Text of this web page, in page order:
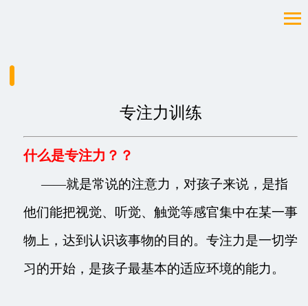
专注力训练
什么是专注力？？
——就是常说的注意力，对孩子来说，是指
他们能把视觉、听觉、触觉等感官集中在某一事
物上，达到认识该事物的目的。专注力是一切学
习的开始，是孩子最基本的适应环境的能力。